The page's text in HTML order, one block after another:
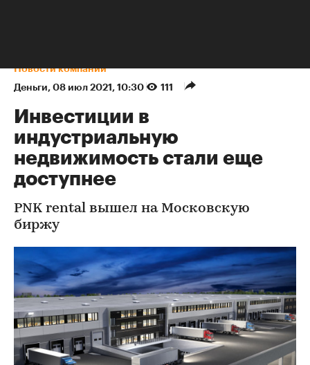
Новости компаний
Деньги⁠, 08 июл 2021, 10:30 111
Инвестиции в
индустриальную
недвижимость стали еще
доступнее
PNK rental вышел на Московскую
биржу